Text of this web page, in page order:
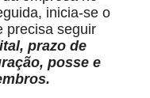
inicia-se o
precisa seguir
prazo de
posse e